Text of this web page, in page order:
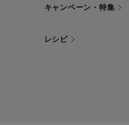
キャンペーン・特集
レシピ